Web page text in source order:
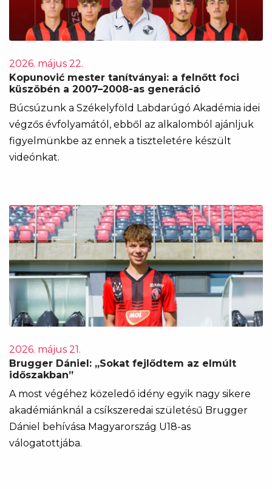
2026. május 22.
Kopunović mester tanítványai: a felnőtt foci
küszöbén a 2007–2008-as generáció
Búcsúzunk a Székelyföld Labdarúgó Akadémia idei
végzős évfolyamától, ebből az alkalomból ajánljuk
figyelmünkbe az ennek a tiszteletére készült
videónkat.
2026. május 21.
Brugger Dániel: „Sokat fejlődtem az elmúlt
időszakban”
A most végéhez közeledő idény egyik nagy sikere
akadémiánknál a csíkszeredai születésű Brugger
Dániel behívása Magyarország U18-as
válogatottjába.